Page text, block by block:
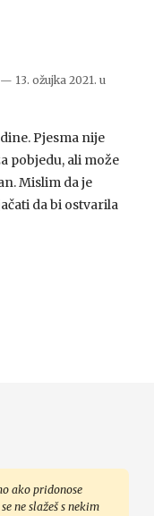
— 13. ožujka 2021. u
Pjesma nije
pobjedu, ali može
Mislim da je
da bi ostvarila
ako pridonose
ne slažeš s nekim